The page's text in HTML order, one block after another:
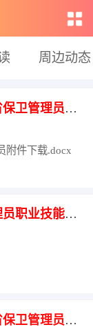
周边动态
2026年下半年江苏省保卫管理员（三级） 职业技能等级认定考试计划公告
附件下载.docx
关于江苏省保卫管理员职业技能等级认定 考点设置的公告
2026年上半年江苏省保卫管理员（三级） 职业技能等级认定考试计划公告